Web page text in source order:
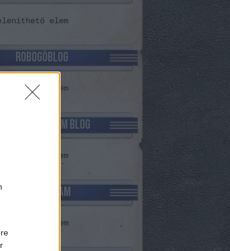
elem
ROBOGÓBLOG
elem
REKLÁMARCHÍVUM BLOG
elem
RALLYEDREAM
elem